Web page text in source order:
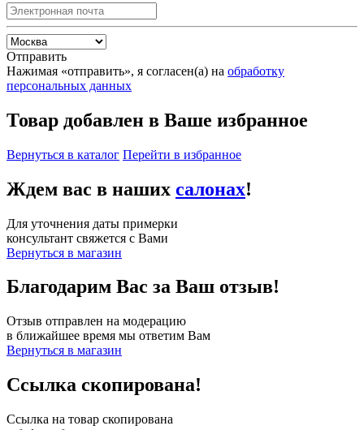
Отправить
Нажимая «отправить», я согласен(а) на обработку
персональных данных
Товар добавлен в Ваше избранное
Вернуться в каталог Перейти в избранное
Ждем вас в наших салонах!
Для уточнения даты примерки
консультант свяжется с Вами
Вернуться в магазин
Благодарим Вас за Ваш отзыв!
Отзыв отправлен на модерацию
в ближайшее время мы ответим Вам
Вернуться в магазин
Ссылка скопирована!
Ссылка на товар скопирована